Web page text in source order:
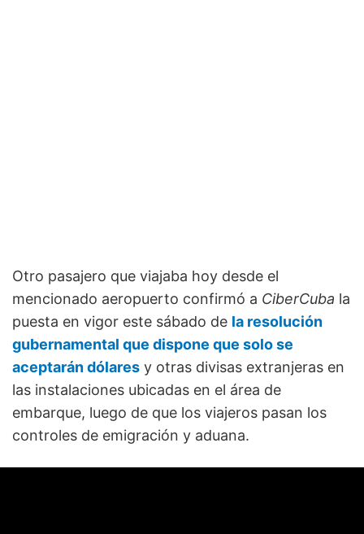
Otro pasajero que viajaba hoy desde el
mencionado aeropuerto confirmó a CiberCuba la
puesta en vigor este sábado de la resolución
gubernamental que dispone que solo se
aceptarán dólares y otras divisas extranjeras en
las instalaciones ubicadas en el área de
embarque, luego de que los viajeros pasan los
controles de emigración y aduana.